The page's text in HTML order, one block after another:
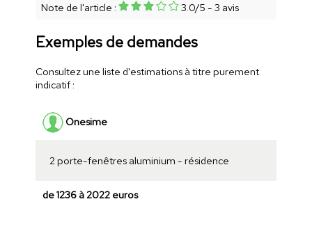
Note de l'article : 3.0/5 - 3 avis
Exemples de demandes
Consultez une liste d'estimations à titre purement
indicatif :
Onesime
2 porte-fenêtres aluminium - résidence
de 1236 à 2022 euros